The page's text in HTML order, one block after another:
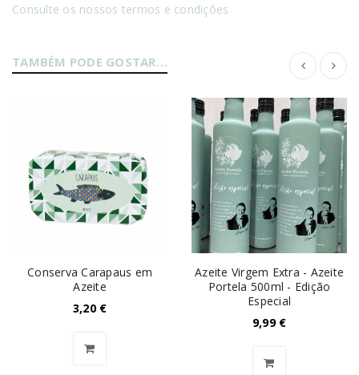
Consulte os nossos termos e condições
TAMBÉM PODE GOSTAR…
Conserva Carapaus em
Azeite
3,20 €
Azeite Virgem Extra - Azeite
Portela 500ml - Edição
Especial
9,99 €